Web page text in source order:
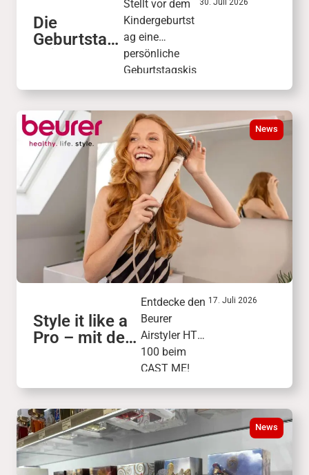
Die
Geburtstag
KinderWelt
Stellt vor dem
Kindergeburtst
ag eine
persönliche
Geburtstagskis
te mit
nken
zusammen.
Freunde und
Familie wählen
daraus das
passende
Geschenk.
30. Juli 2026
News
Style it like a
Pro – mit dem
100
Entdecke den
Beurer
Airstyler HT
100 beim
CAST ME!
Finale am 26.
Freu dich auf
Live-Stylings,
Profi-Tipps
und
17. Juli 2026
News